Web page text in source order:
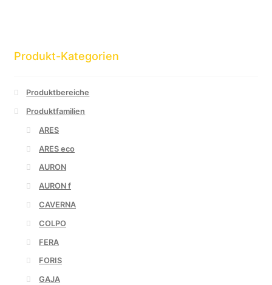
Produkt-Kategorien
Produktbereiche
Produktfamilien
ARES
ARES eco
AURON
AURON f
CAVERNA
COLPO
FERA
FORIS
GAJA